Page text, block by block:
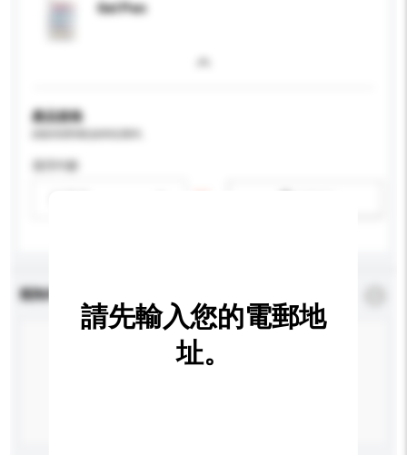
Gel Pen
產品規格
適用年齡
查詢內容
請先輸入您的電郵地
址。